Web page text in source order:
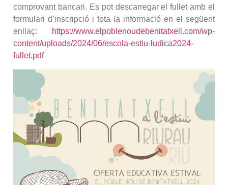
comprovant bancari. Es pot descarregar el fullet amb el
formulari d’inscripció i tota la informació en el següent
enllaç:
https://www.elpoblenoudebenitatxell.com/wp-
content/uploads/2024/06/escola-estiu-ludica2024-
fullet.pdf